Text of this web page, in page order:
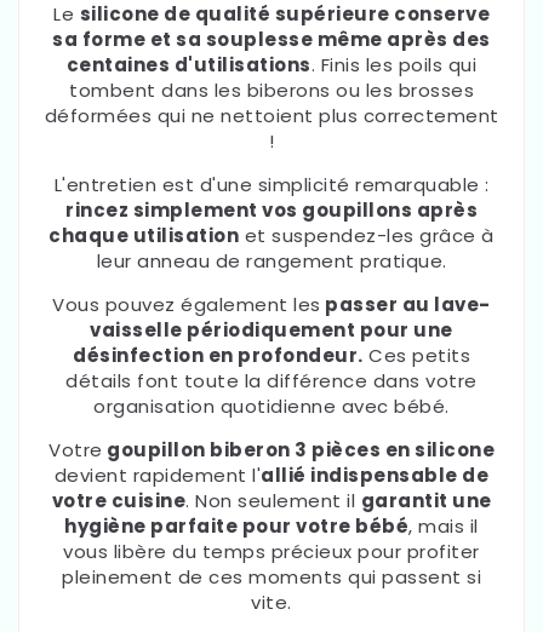
Le silicone de qualité supérieure conserve
sa forme et sa souplesse même après des
centaines d'utilisations. Finis les poils qui
tombent dans les biberons ou les brosses
déformées qui ne nettoient plus correctement
!
L'entretien est d'une simplicité remarquable :
rincez simplement vos goupillons après
chaque utilisation et suspendez-les grâce à
leur anneau de rangement pratique.
Vous pouvez également les passer au lave-
vaisselle périodiquement pour une
désinfection en profondeur. Ces petits
détails font toute la différence dans votre
organisation quotidienne avec bébé.
Votre goupillon biberon 3 pièces en silicone
devient rapidement l'allié indispensable de
votre cuisine. Non seulement il garantit une
hygiène parfaite pour votre bébé, mais il
vous libère du temps précieux pour profiter
pleinement de ces moments qui passent si
vite.